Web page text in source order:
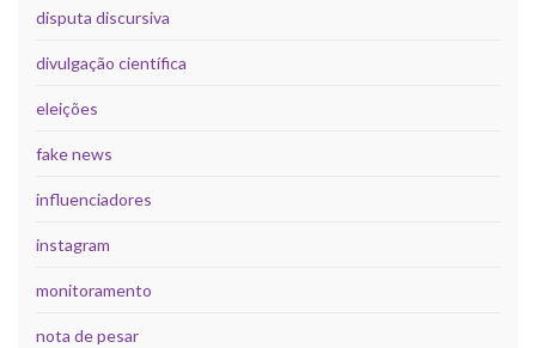
disputa discursiva
divulgação científica
eleições
fake news
influenciadores
instagram
monitoramento
nota de pesar